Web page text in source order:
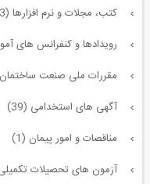
کتب، مجلات و نرم افزارها (123)
رویدادها و کنفرانس های آموزشی
مقررات ملی صنعت ساختمان (132)
آگهی های استخدامی (39)
مناقصات و امور پیمان (1)
آزمون های تحصیلات تکمیلی و